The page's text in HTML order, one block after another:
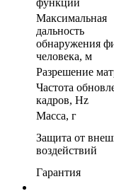
функции
Максимальная
дальность
обнаружения
человека, м
Разрешение
Частота
кадров, Hz
Масса, г
Защита от
воздействий
Гарантия